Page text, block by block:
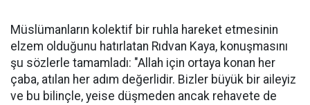
Müslümanların kolektif bir ruhla hareket etmesinin
elzem olduğunu hatırlatan Rıdvan Kaya, konuşmasını
şu sözlerle tamamladı: "Allah için ortaya konan her
çaba, atılan her adım değerlidir. Bizler büyük bir aileyiz
ve bu bilinçle, yeise düşmeden ancak rehavete de